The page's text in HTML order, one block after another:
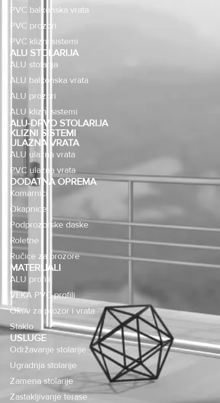
PVC balkonska vrata
PVC prozori
PVC klizni sistemi
ALU STOLARIJA
ALU stolarija
ALU balkonska vrata
ALU prozori
ALU klizni sistemi
ALU-DRVO STOLARIJA
KLIZNI SISTEMI
ULAZNA VRATA
ALU ulazna vrata
PVC ulazna vrata
DODATNA OPREMA
Komarnici
Okapnice
Podprozorske daske
Roletne
Ručice za prozore
MATERIJALI
ALU profili
VEKA PVC profili
Okov za prozor i vrata
Staklo
USLUGE
Održavanje stolarije
Ugradnja stolarije
Zamena stolarije
Zastakljivanje terase